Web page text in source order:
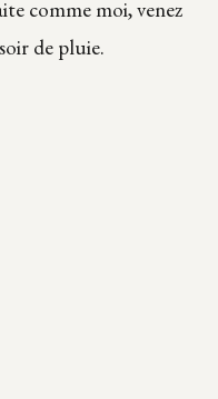
comme moi, venez
de pluie.